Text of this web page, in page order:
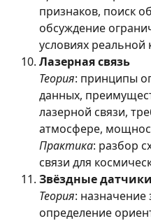
признаков, поиск
обсуждение
условиях реальной
Лазерная связь
Теория: принципы
данных,
лазерной связи,
атмосфере,
Практика: разбор
связи для
Звёздные датчики
Теория: назначение
определение